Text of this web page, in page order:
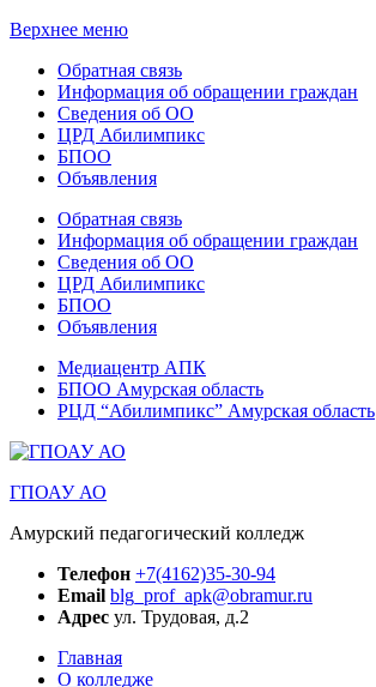
Верхнее меню
Обратная связь
Информация об обращении граждан
Сведения об ОО
ЦРД Абилимпикс
БПОО
Объявления
Обратная связь
Информация об обращении граждан
Сведения об ОО
ЦРД Абилимпикс
БПОО
Объявления
Медиацентр АПК
БПОО Амурская область
РЦД “Абилимпикс” Амурская область
ГПОАУ АО
Амурский педагогический колледж
Телефон +7(4162)35-30-94
Email blg_prof_apk@obramur.ru
Адрес ул. Трудовая, д.2
Главная
О колледже